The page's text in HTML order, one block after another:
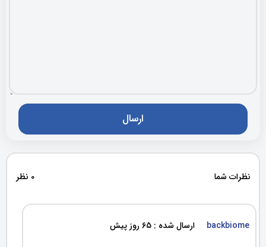
نظرات شما 0 نظر
backbiome ارسال شده : 65 روز پیش